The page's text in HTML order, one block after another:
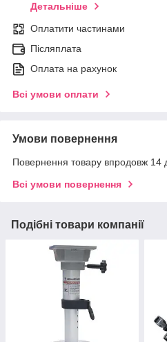
Детальніше
Оплатити частинами
Післяплата
Оплата на рахунок
Всі умови оплати
Умови повернення
Повернення товару впродовж 14
Всі умови повернення
Подібні товари компанії